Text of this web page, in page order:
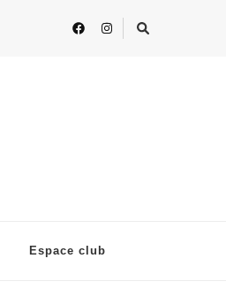
Espace club